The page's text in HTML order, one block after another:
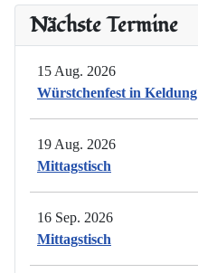
Nächste Termine
15 Aug. 2026
Würstchenfest in Keldung
19 Aug. 2026
Mittagstisch
16 Sep. 2026
Mittagstisch